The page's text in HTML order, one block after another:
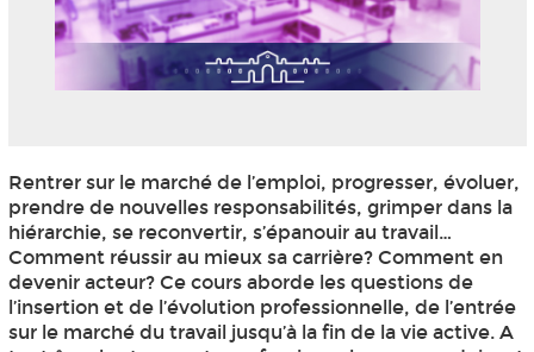
Rentrer sur le marché de l’emploi, progresser, évoluer,
prendre de nouvelles responsabilités, grimper dans la
hiérarchie, se reconvertir, s’épanouir au travail…
Comment réussir au mieux sa carrière? Comment en
devenir acteur? Ce cours aborde les questions de
l’insertion et de l’évolution professionnelle, de l’entrée
sur le marché du travail jusqu’à la fin de la vie active. A